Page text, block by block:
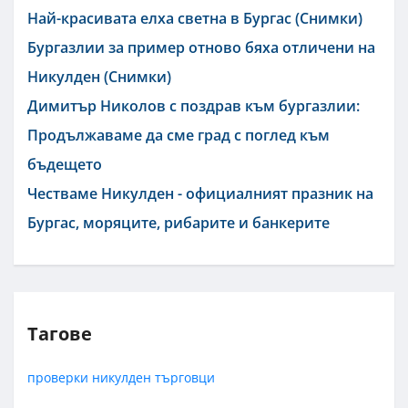
Най-красивата елха светна в Бургас (Снимки)
Бургазлии за пример отново бяха отличени на
Никулден (Снимки)
Димитър Николов с поздрав към бургазлии:
Продължаваме да сме град с поглед към
бъдещето
Честваме Никулден - официалният празник на
Бургас, моряците, рибарите и банкерите
Тагове
проверки никулден търговци